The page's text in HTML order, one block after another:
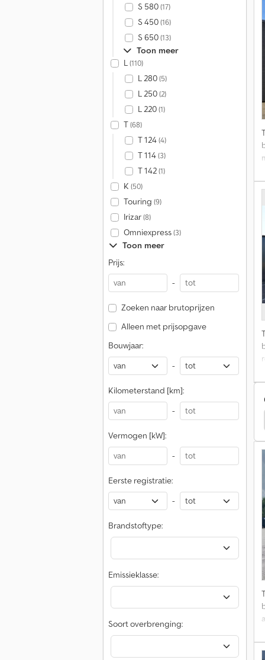
S 580(17)
S 450(16)
S 650(13)
Toon meer
L(110)
L 280(5)
L 250(2)
L 220(1)
T(68)
T 124(4)
T 114(3)
T 142(1)
K (50)
Touring (9)
Irizar(8)
Omniexpress(3)
Toon meer
Prijs:
-
Zoeken naar brutoprijzen
Alleen met prijsopgave
Bouwjaar:
-
Kilometerstand [km]:
-
Vermogen [kW]:
-
Eerste registratie:
-
Brandstoftype:
Emissieklasse:
Soort overbrenging:
Palfinger Terreinheftrucks Palfinger Reachtrucks